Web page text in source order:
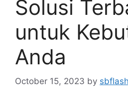
Solusi
untuk
Anda
October 15, 2023 by